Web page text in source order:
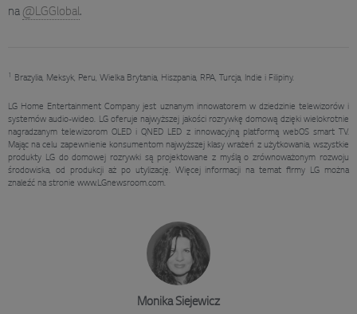
na @LGGlobal.
1 Brazylia, Meksyk, Peru, Wielka Brytania, Hiszpania, RPA, Turcja, Indie i Filipiny.
LG Home Entertainment Company jest uznanym innowatorem w dziedzinie telewizorów i
systemów audio-wideo. LG oferuje najwyższej jakości rozrywkę domową dzięki wielokrotnie
nagradzanym telewizorom OLED i QNED LED z innowacyjną platformą webOS smart TV.
Mając na celu zapewnienie konsumentom najwyższej klasy wrażeń z użytkowania, wszystkie
produkty LG do domowej rozrywki są projektowane z myślą o zrównoważonym rozwoju
środowiska, od produkcji aż po utylizację. Więcej informacji na temat firmy LG można
znaleźć na stronie www.LGnewsroom.com.
Monika Siejewicz